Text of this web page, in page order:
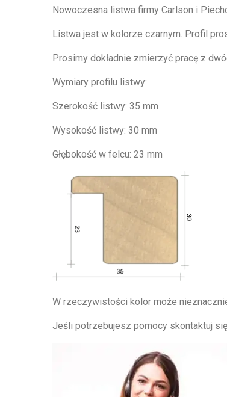
Nowoczesna listwa firmy Carlson i
Listwa jest w kolorze czarnym. Profil
Prosimy dokładnie zmierzyć pracę z
Wymiary profilu listwy:
Szerokość listwy: 35 mm
Wysokość listwy: 30 mm
Głębokość w felcu: 23 mm
W rzeczywistości kolor może
Jeśli potrzebujesz pomocy skontaktuj się